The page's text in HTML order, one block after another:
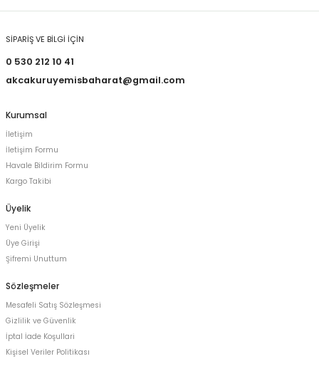
SİPARİŞ VE BİLGİ İÇİN
0 530 212 10 41
akcakuruyemisbaharat@gmail.com
Kurumsal
İletişim
İletişim Formu
Havale Bildirim Formu
Kargo Takibi
Üyelik
Yeni Üyelik
Üye Girişi
Şifremi Unuttum
Sözleşmeler
Mesafeli Satış Sözleşmesi
Gizlilik ve Güvenlik
İptal İade Koşullari
Kişisel Veriler Politikası